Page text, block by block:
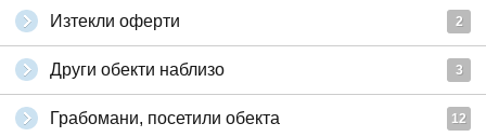
Изтекли оферти 2
Други обекти наблизо 3
Грабомани, посетили обекта 12